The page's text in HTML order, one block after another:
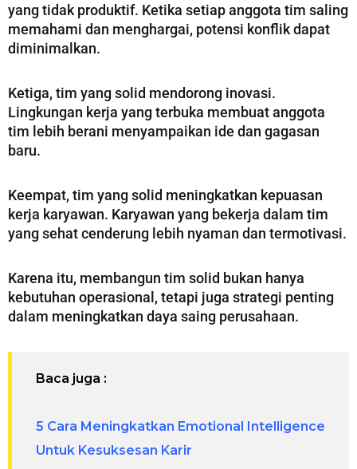
yang tidak produktif. Ketika setiap anggota tim saling
memahami dan menghargai, potensi konflik dapat
diminimalkan.
Ketiga, tim yang solid mendorong inovasi.
Lingkungan kerja yang terbuka membuat anggota
tim lebih berani menyampaikan ide dan gagasan
baru.
Keempat, tim yang solid meningkatkan kepuasan
kerja karyawan. Karyawan yang bekerja dalam tim
yang sehat cenderung lebih nyaman dan termotivasi.
Karena itu, membangun tim solid bukan hanya
kebutuhan operasional, tetapi juga strategi penting
dalam meningkatkan daya saing perusahaan.
Baca juga :
5 Cara Meningkatkan Emotional Intelligence
Untuk Kesuksesan Karir